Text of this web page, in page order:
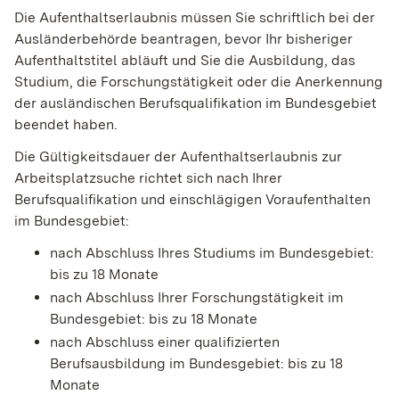
Die Aufenthaltserlaubnis müssen Sie schriftlich bei der
Ausländerbehörde beantragen, bevor Ihr bisheriger
Aufenthaltstitel abläuft und Sie die Ausbildung, das
Studium, die Forschungstätigkeit oder die Anerkennung
der ausländischen Berufsqualifikation im Bundesgebiet
beendet haben.
Die Gültigkeitsdauer der Aufenthaltserlaubnis zur
Arbeitsplatzsuche richtet sich nach Ihrer
Berufsqualifikation und einschlägigen Voraufenthalten
im Bundesgebiet:
nach Abschluss Ihres Studiums im Bundesgebiet:
bis zu 18 Monate
nach Abschluss Ihrer Forschungstätigkeit im
Bundesgebiet: bis zu 18 Monate
nach Abschluss einer qualifizierten
Berufsausbildung im Bundesgebiet: bis zu 18
Monate